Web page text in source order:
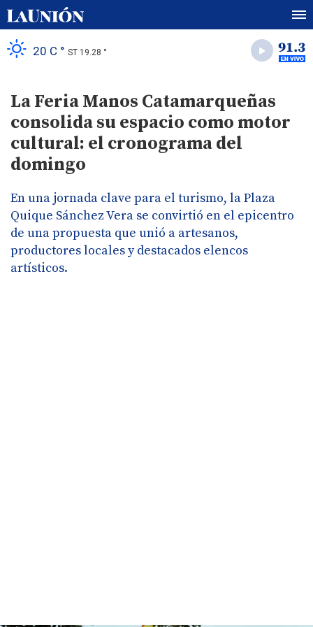
20 C ° ST 19.28 °
La Feria Manos Catamarqueñas
consolida su espacio como motor
cultural: el cronograma del
domingo
En una jornada clave para el turismo, la Plaza
Quique Sánchez Vera se convirtió en el epicentro
de una propuesta que unió a artesanos,
productores locales y destacados elencos
artísticos.